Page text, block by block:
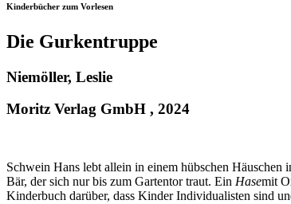
Kinderbücher zum Vorlesen
Die Gurkentruppe
Niemöller, Leslie
Moritz Verlag GmbH , 2024
Schwein Hans lebt allein in einem hübschen
Bär, der sich nur bis zum Gartentor traut. Ein Hasemit
Kinderbuch darüber, dass Kinder Individualisten sind